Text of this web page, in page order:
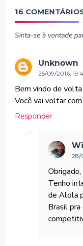
16
Sinta-se à vontade
Unknown
25/09/2016,
Bem vindo de
Você vai voltar
Responder
28/
Tenho
de Alola
Brasil